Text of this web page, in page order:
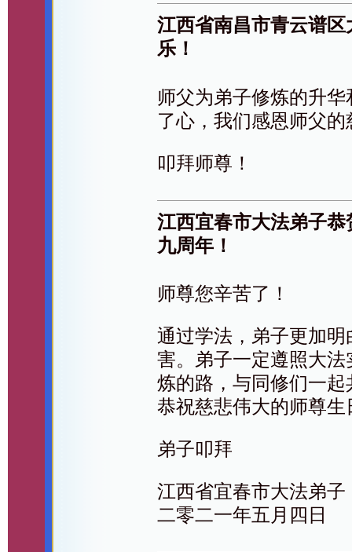
江西省南昌市青云谱
乐！
师父为弟子修炼的升
了心，我们感恩师父
叩拜师尊！
江西宜春市大法弟子
九周年！
师尊您辛苦了！
通过学法，弟子更加
害。弟子一定遵照大
炼的路，与同修们一
恭祝慈悲伟大的师尊生
弟子叩拜
江西省宜春市大法弟子
二零二一年五月四日